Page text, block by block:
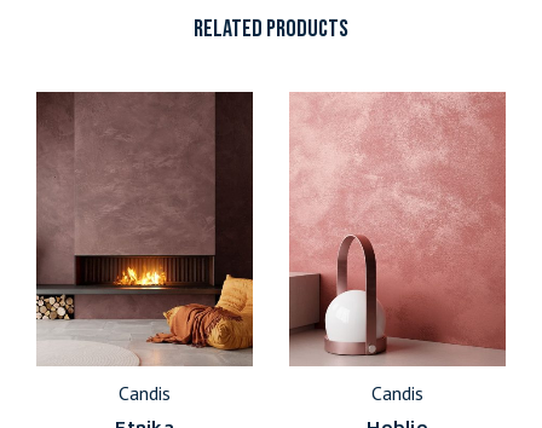
RELATED PRODUCTS
Candis Candis